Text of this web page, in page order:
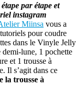
par étape et
instagram
Miinsa vous a
pour coudre
dans le Vinyle Jelly
demi-lune, 1 pochette
et 1 trousse à
Il s’agit dans ce
la trousse à